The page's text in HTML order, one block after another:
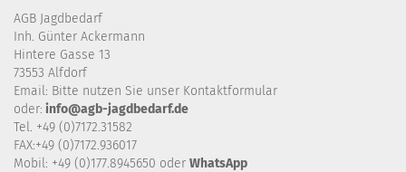
AGB Jagdbedarf
Inh. Günter Ackermann
Hintere Gasse 13
73553 Alfdorf
Email: Bitte nutzen Sie unser Kontaktformular
oder: info@agb-jagdbedarf.de
Tel. +49 (0)7172.31582
FAX:+49 (0)7172.936017
Mobil: +49 (0)177.8945650 oder WhatsApp